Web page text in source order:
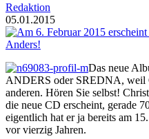
Redaktion
05.01.2015
Das neue
ANDERS oder SREDNA, weil
anderen. Hören Sie selbst!
die neue CD erscheint, gerade
eigentlich hat er ja bereits am
vor vierzig Jahren.